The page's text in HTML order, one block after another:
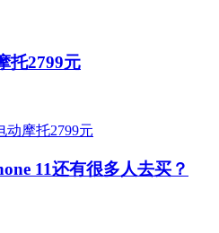
托2799元
11还有很多人去买？